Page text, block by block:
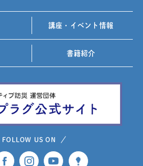
講座・イベント情報
書籍紹介
FOLLOW US ON